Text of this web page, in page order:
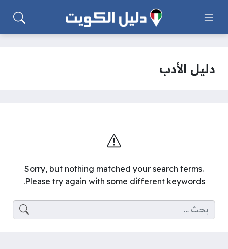
دليل الأدب
Sorry, but nothing matched your search terms.
Please try again with some different keywords.